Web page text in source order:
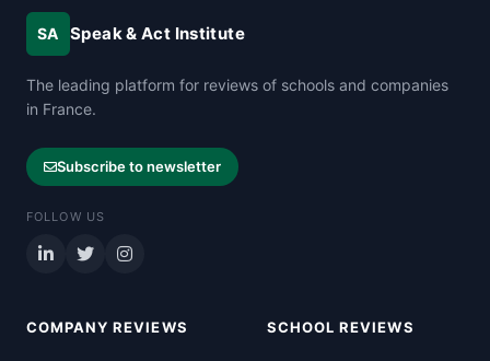
SA Speak & Act Institute
The leading platform for reviews of schools and companies
in France.
Subscribe to newsletter
FOLLOW US
COMPANY REVIEWS SCHOOL REVIEWS